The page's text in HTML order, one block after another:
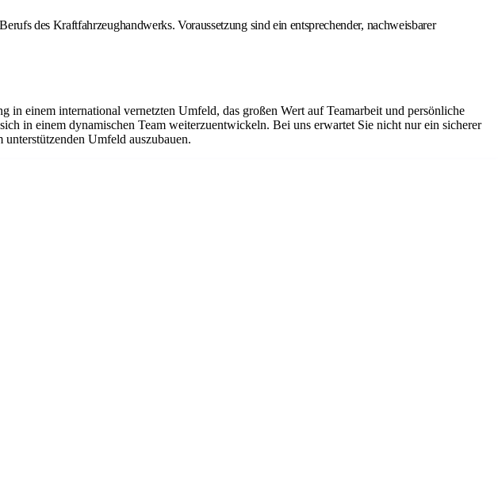
des Kraftfahrzeughandwerks. Voraussetzung sind ein entsprechender, nachweisbarer
in einem international vernetzten Umfeld, das großen Wert auf Teamarbeit und persönliche
in einem dynamischen Team weiterzuentwickeln. Bei uns erwartet Sie nicht nur ein sicherer
Umfeld auszubauen.